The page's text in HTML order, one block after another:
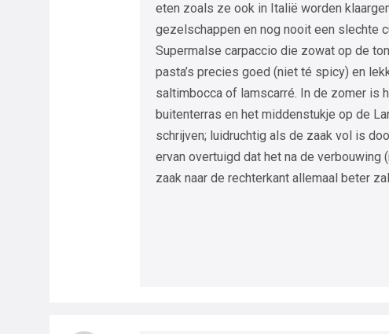
eten zoals ze ook in Italië worden
gezelschappen en nog nooit een slechte
Supermalse carpaccio die zowat op de
pasta’s precies goed (niet té spicy) en
saltimbocca of lamscarré. In de zomer is
buitenterras en het middenstukje op de
schrijven; luidruchtig als de zaak vol is
ervan overtuigd dat het na de verbouwing
zaak naar de rechterkant allemaal beter